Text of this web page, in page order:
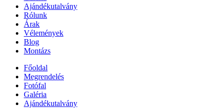
Ajándékutalvány
Rólunk
Árak
Vélemények
Blog
Montázs
Főoldal
Megrendelés
Fotófal
Galéria
Ajándékutalvány